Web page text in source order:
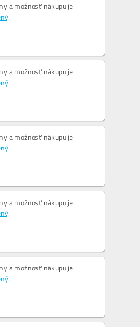
a možnosť nákupu je
.
a možnosť nákupu je
.
a možnosť nákupu je
.
a možnosť nákupu je
.
a možnosť nákupu je
.